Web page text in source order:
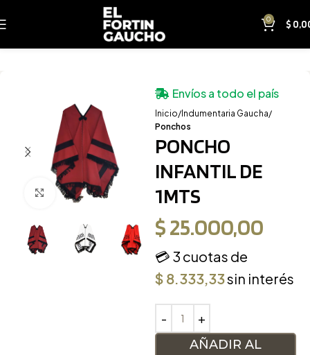
0 $
Clic para ampliar
Inicio
Indumentaria Gaucha
Ponchos
Envíos a todo el país
PONCHO
INFANTIL DE
1MTS
$25.000,00
💳 3 cuotas de
$ 8.333,33sin interés
AÑADIR AL